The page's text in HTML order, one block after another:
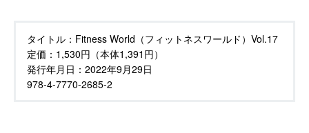
タイトル： Fitness World（フィットネスワールド）Vol.17
定価： 1,530円（本体1,391円）
発行年月日： 2022年9月29日
978-4-7770-2685-2